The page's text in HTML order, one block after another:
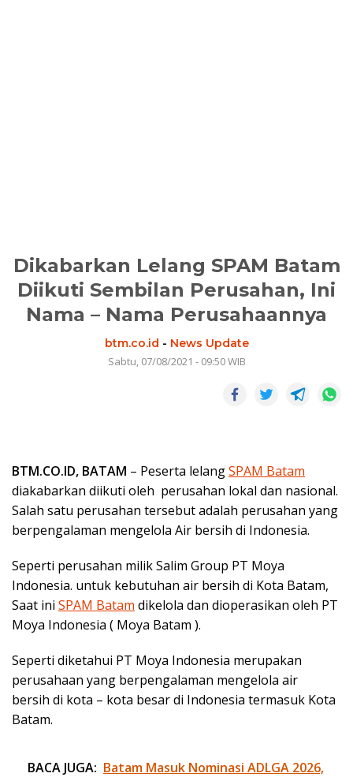
Dikabarkan Lelang SPAM Batam
Diikuti Sembilan Perusahan, Ini
Nama – Nama Perusahaannya
btm.co.id - News Update
Sabtu, 07/08/2021 - 09:50 WIB
BTM.CO.ID, BATAM – Peserta lelangSPAM Batam
diakabarkan diikuti oleh perusahan lokal dan nasional.
Salah satu perusahan tersebut adalah perusahan yang
berpengalaman mengelola Air bersih di Indonesia.
Seperti perusahan milik Salim Group PT Moya
Indonesia. untuk kebutuhan air bersih di Kota Batam,
Saat ini SPAM Batam dikelola dan dioperasikan oleh PT
Moya Indonesia ( Moya Batam ).
Seperti diketahui PT Moya Indonesia merupakan
perusahaan yang berpengalaman mengelola air
bersih di kota – kota besar di Indonesia termasuk Kota
Batam.
BACA JUGA: Batam Masuk Nominasi ADLGA 2026,